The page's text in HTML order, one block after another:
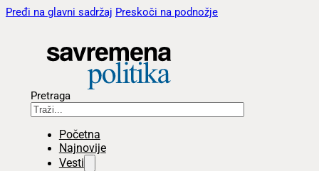
Pređi na glavni sadržaj Preskoči na podnožje
Pretraga
Početna
Najnovije
Vesti